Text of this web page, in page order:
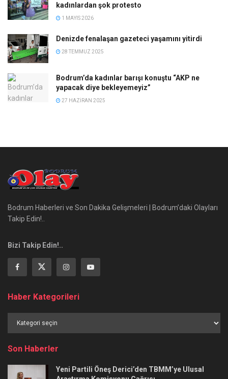
kadınlardan şok protesto
1 MAYIS 2026
Denizde fenalaşan gazeteci yaşamını yitirdi
28 TEMMUZ 2025
Bodrum’da kadınlar barışı konuştu “AKP ne
yapacak diye bekleyemeyiz”
27 HAZIRAN 2025
Bodrum Haberleri ve Son Dakika Gelişmeleri | Bodrum’daki Olayları
Takip Edin!..
Bizi Takip Edin!..
Haber Kategorileri
Kategorileri
Son Haberler
Yeni Partili Öneş Derici’den TBMM’ye Ulusal